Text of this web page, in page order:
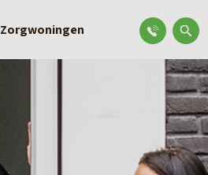
Zorgwoningen